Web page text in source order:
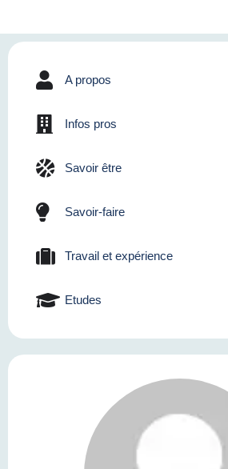
A propos
Infos pros
Savoir être
Savoir-faire
Travail et expérience
Etudes